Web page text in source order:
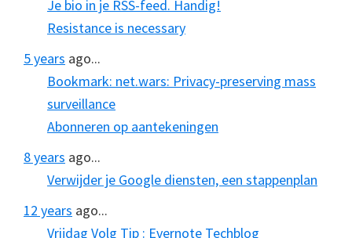
Je bio in je RSS-feed. Handig!
Resistance is necessary
5 years ago...
Bookmark: net.wars: Privacy-preserving mass
surveillance
Abonneren op aantekeningen
8 years ago...
Verwijder je Google diensten, een stappenplan
12 years ago...
Vrijdag Volg Tip : Evernote Techblog